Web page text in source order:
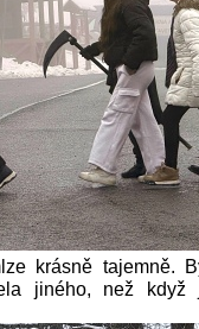
krásně tajemně.
jiného, než když